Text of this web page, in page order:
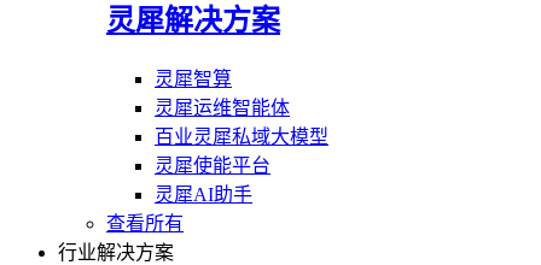
灵犀解决方案
灵犀智算
灵犀运维智能体
百业灵犀私域大模型
灵犀使能平台
灵犀AI助手
查看所有
行业解决方案